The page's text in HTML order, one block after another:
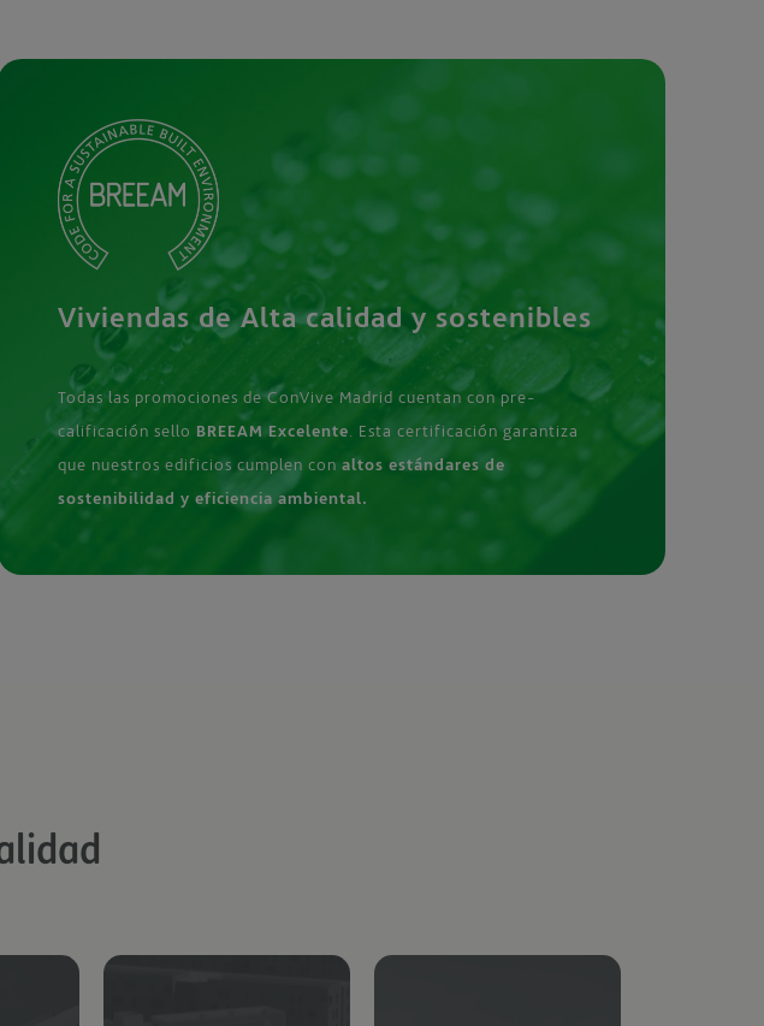
Viviendas de Alta calidad y sostenibles
Todas las promociones de ConVive Madrid cuentan con pre-
calificación sello BREEAM Excelente . Esta certificación garantiza
que nuestros edificios cumplen con altos estándares de
sostenibilidad y eficiencia ambiental.